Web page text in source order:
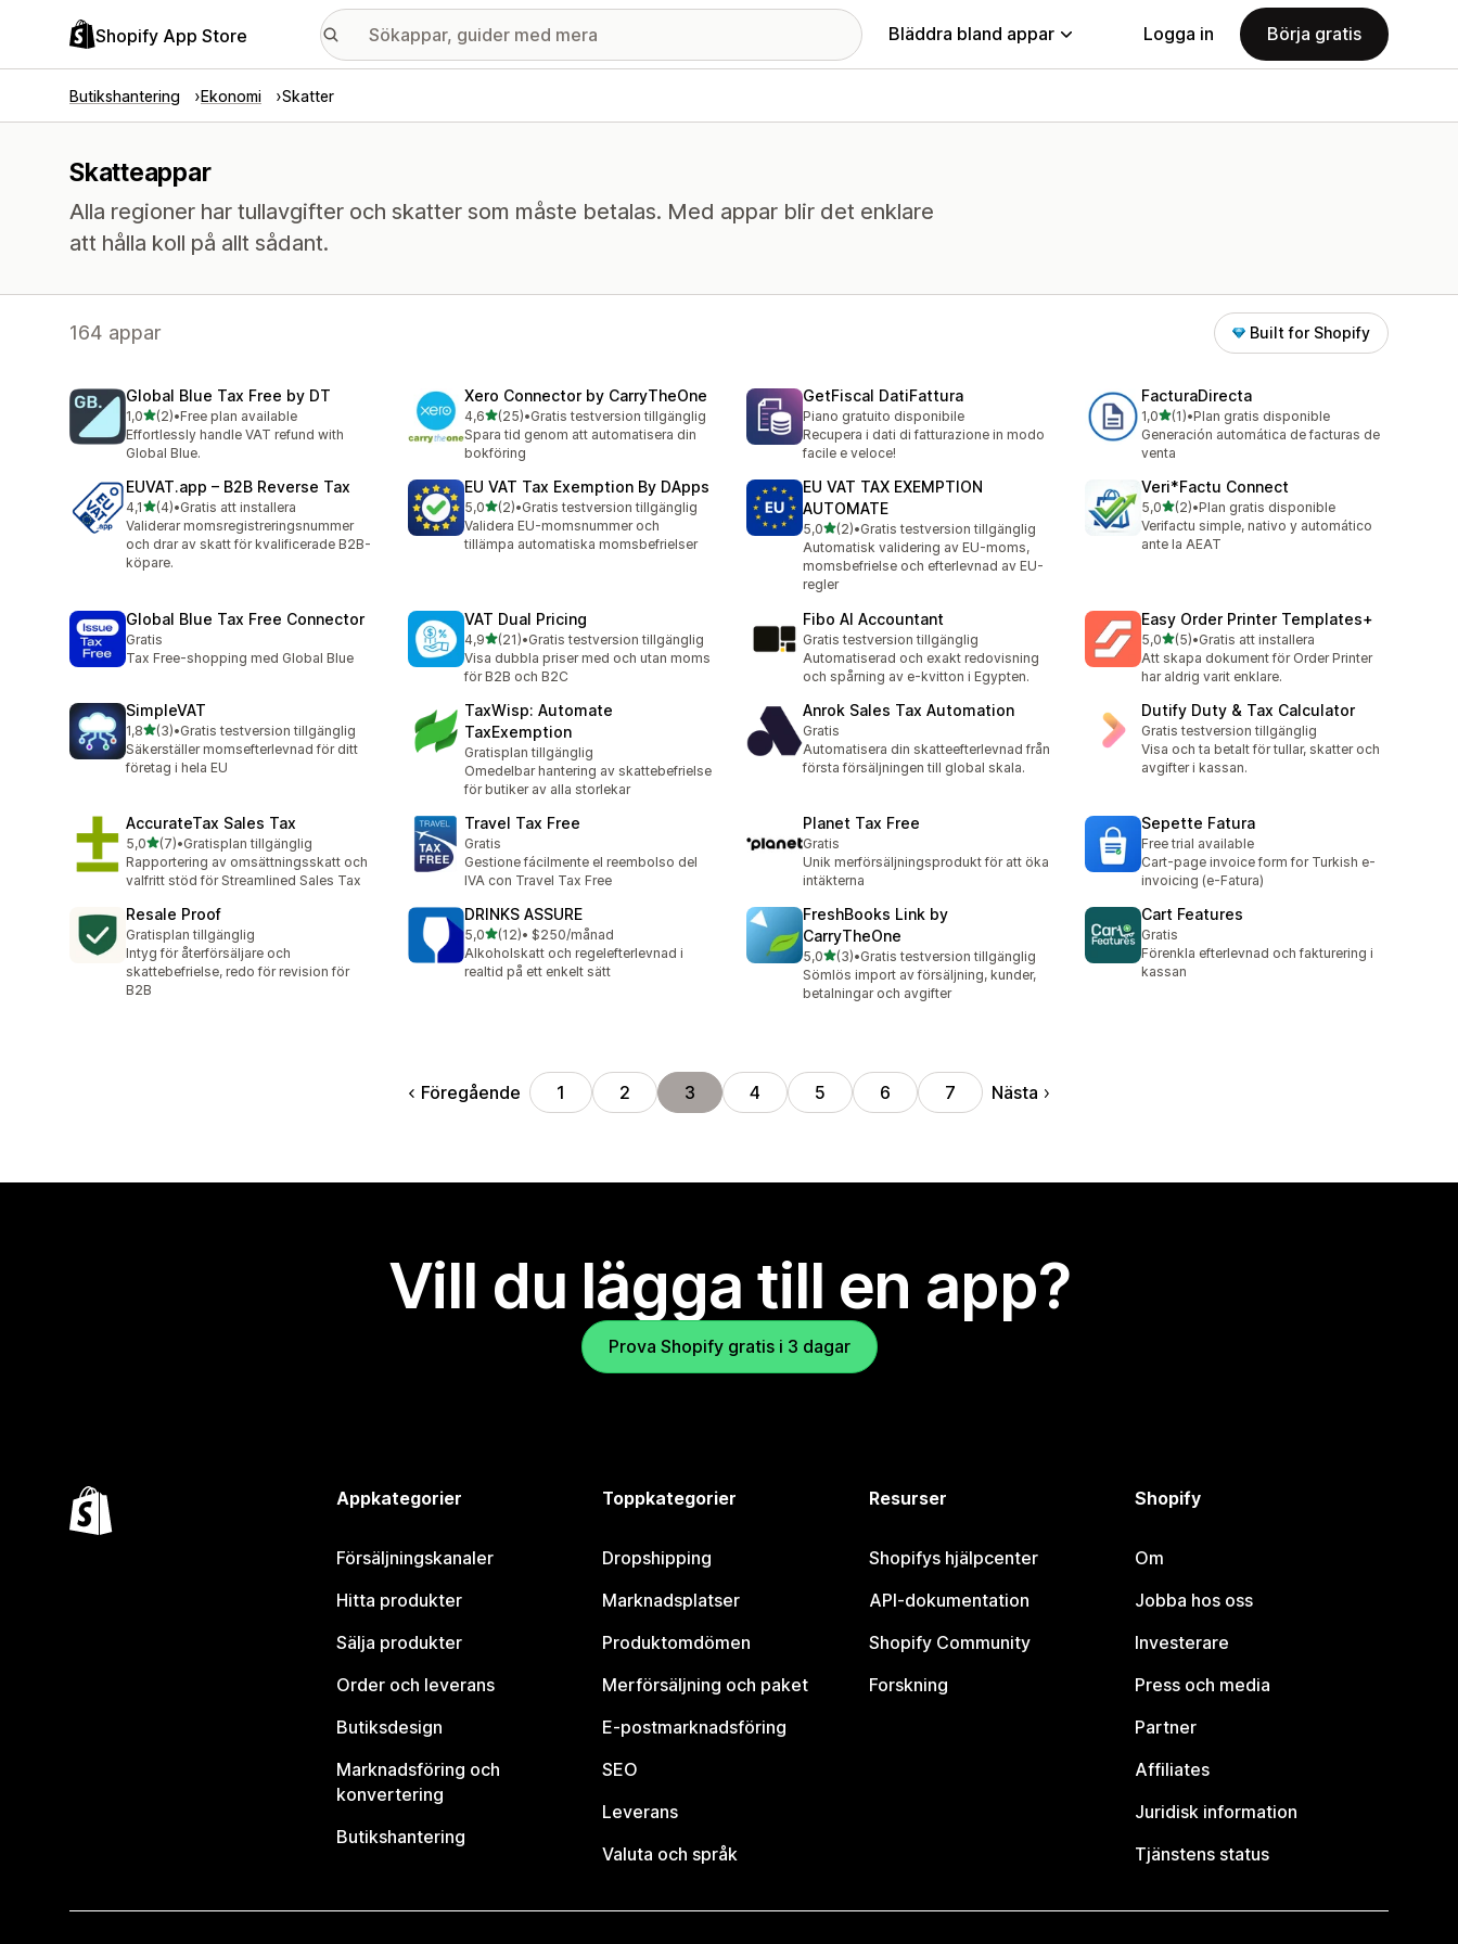
Shopify App Store Bläddra bland appar Logga in Börja gratis
Butikshantering Ekonomi Skatter
Skatteappar
Alla regioner har tullavgifter och skatter som måste betalas. Med appar blir det enklare
att hålla koll på allt sådant.
164 appar Built for Shopify
Global Blue Tax Free by DT
1,0av 5 stjärnor
(2)
2 recensioner totalt
•Free plan available
Effortlessly handle VAT refund with
Global Blue.
Xero Connector by CarryTheOne
4,6av 5 stjärnor
(25)
25 recensioner totalt
•Gratis testversion tillgänglig
Spara tid genom att automatisera din
bokföring
GetFiscal DatiFattura
Piano gratuito disponibile
Recupera i dati di fatturazione in modo
facile e veloce!
FacturaDirecta
1,0av 5 stjärnor
(1)
1 recensioner totalt
•Plan gratis disponible
Generación automática de facturas de
venta
EUVAT.app – B2B Reverse Tax
4,1av 5 stjärnor
(4)
4 recensioner totalt
•Gratis att installera
Validerar momsregistreringsnummer
och drar av skatt för kvalificerade B2B-
köpare.
EU VAT Tax Exemption By DApps
5,0av 5 stjärnor
(2)
2 recensioner totalt
•Gratis testversion tillgänglig
Validera EU-momsnummer och
tillämpa automatiska momsbefrielser
EU VAT TAX EXEMPTION
AUTOMATE
5,0av 5 stjärnor
(2)
2 recensioner totalt
•Gratis testversion tillgänglig
Automatisk validering av EU-moms,
momsbefrielse och efterlevnad av EU-
regler
Veri*Factu Connect
5,0av 5 stjärnor
(2)
2 recensioner totalt
•Plan gratis disponible
Verifactu simple, nativo y automático
ante la AEAT
Global Blue Tax Free Connector
Gratis
Tax Free-shopping med Global Blue
VAT Dual Pricing
4,9av 5 stjärnor
(21)
21 recensioner totalt
•Gratis testversion tillgänglig
Visa dubbla priser med och utan moms
för B2B och B2C
Fibo AI Accountant
Gratis testversion tillgänglig
Automatiserad och exakt redovisning
och spårning av e-kvitton i Egypten.
Easy Order Printer Templates+
5,0av 5 stjärnor
(5)
5 recensioner totalt
•Gratis att installera
Att skapa dokument för Order Printer
har aldrig varit enklare.
SimpleVAT
1,8av 5 stjärnor
(3)
3 recensioner totalt
•Gratis testversion tillgänglig
Säkerställer momsefterlevnad för ditt
företag i hela EU
TaxWisp: Automate
TaxExemption
Gratisplan tillgänglig
Omedelbar hantering av skattebefrielse
för butiker av alla storlekar
Anrok Sales Tax Automation
Gratis
Automatisera din skatteefterlevnad från
första försäljningen till global skala.
Dutify Duty & Tax Calculator
Gratis testversion tillgänglig
Visa och ta betalt för tullar, skatter och
avgifter i kassan.
AccurateTax Sales Tax
5,0av 5 stjärnor
(7)
7 recensioner totalt
•Gratisplan tillgänglig
Rapportering av omsättningsskatt och
valfritt stöd för Streamlined Sales Tax
Travel Tax Free
Gratis
Gestione fácilmente el reembolso del
IVA con Travel Tax Free
Planet Tax Free
Gratis
Unik merförsäljningsprodukt för att öka
intäkterna
Sepette Fatura
Free trial available
Cart-page invoice form for Turkish e-
invoicing (e-Fatura)
Resale Proof
Gratisplan tillgänglig
Intyg för återförsäljare och
skattebefrielse, redo för revision för
B2B
DRINKS ASSURE
5,0av 5 stjärnor
(12)
12 recensioner totalt
• $250/månad
Alkoholskatt och regelefterlevnad i
realtid på ett enkelt sätt
FreshBooks Link by
CarryTheOne
5,0av 5 stjärnor
(3)
3 recensioner totalt
•Gratis testversion tillgänglig
Sömlös import av försäljning, kunder,
betalningar och avgifter
Cart Features
Gratis
Förenkla efterlevnad och fakturering i
kassan
Föregående 1 2 3 4 5 6 7 Nästa
Vill du lägga till en app?
Prova Shopify gratis i 3 dagar
Appkategorier
Försäljningskanaler
Hitta produkter
Sälja produkter
Order och leverans
Butiksdesign
Marknadsföring och
konvertering
Butikshantering
Toppkategorier
Dropshipping
Marknadsplatser
Produktomdömen
Merförsäljning och paket
E-postmarknadsföring
SEO
Leverans
Valuta och språk
Resurser
Shopifys hjälpcenter
API-dokumentation
Shopify Community
Forskning
Shopify
Om
Jobba hos oss
Investerare
Press och media
Partner
Affiliates
Juridisk information
Tjänstens status